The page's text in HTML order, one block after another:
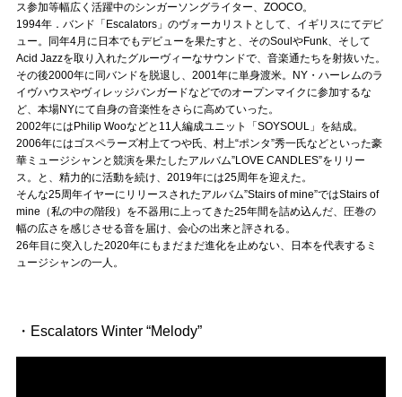
ぶいマガ！ by muevo
Follow us
Official SNS
ス参加等幅広く活躍中のシンガーソングライター、ZOOCO。
1994年．バンド「Escalators」のヴォーカリストとして、イギリスにてデビ
ュー。同年4月に日本でもデビューを果たすと、そのSoulやFunk、そして
Acid Jazzを取り入れたグルーヴィーなサウンドで、音楽通たちを射抜いた。
その後2000年に同バンドを脱退し、2001年に単身渡米。NY・ハーレムのラ
イヴハウスやヴィレッジバンガードなどでのオープンマイクに参加するな
ど、本場NYにて自身の音楽性をさらに高めていった。
2002年にはPhilip Wooなどと11人編成ユニット「SOYSOUL」を結成。
2006年にはゴスペラーズ村上てつや氏、村上“ポンタ”秀一氏などといった豪
華ミュージシャンと競演を果たしたアルバム”LOVE CANDLES”をリリー
ス。と、精力的に活動を続け、2019年には25周年を迎えた。
そんな25周年イヤーにリリースされたアルバム”Stairs of mine”ではStairs of
mine（私の中の階段）を不器用に上ってきた25年間を詰め込んだ、圧巻の
幅の広さを感じさせる音を届け、会心の出来と評される。
26年目に突入した2020年にもまだまだ進化を止めない、日本を代表するミ
ュージシャンの一人。
・Escalators Winter “Melody”